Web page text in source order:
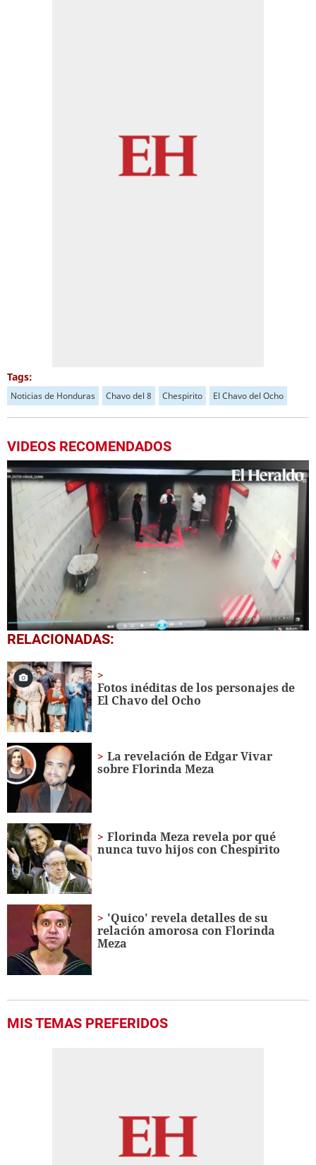
Tags:
Noticias de Honduras Chavo del 8 Chespirito El Chavo del Ocho
VIDEOS RECOMENDADOS
1
second
1
minute,
2
seconds
RELACIONADAS:
Fotos inéditas de los personajes de
El Chavo del Ocho
La revelación de Edgar Vivar
sobre Florinda Meza
Florinda Meza revela por qué
nunca tuvo hijos con Chespirito
'Quico' revela detalles de su
relación amorosa con Florinda
Meza
MIS TEMAS PREFERIDOS